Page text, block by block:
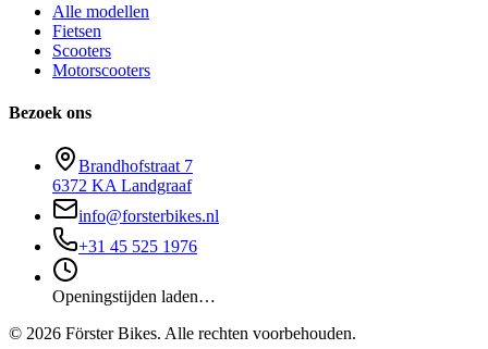
Alle modellen
Fietsen
Scooters
Motorscooters
Bezoek ons
Brandhofstraat 7
6372 KA Landgraaf
info@forsterbikes.nl
+31 45 525 1976
Openingstijden laden…
© 2026 Förster Bikes. Alle rechten voorbehouden.